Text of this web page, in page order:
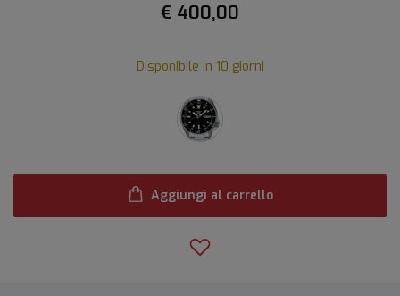
€ 400,00
Disponibile in 10 giorni
Aggiungi al carrello